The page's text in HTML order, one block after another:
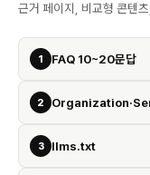
근거 페이지, 비교형 콘텐
1 FAQ 10~20문답
2
3 llms.txt